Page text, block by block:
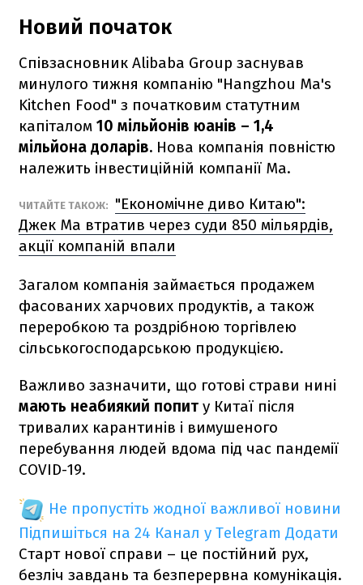
Новий початок
Співзасновник Alibaba Group заснував
минулого тижня компанію "Hangzhou Ma's
Kitchen Food" з початковим статутним
капіталом 10 мільйонів юанів – 1,4
мільйона доларів. Нова компанія повністю
належить інвестиційній компанії Ма.
ЧИТАЙТЕ ТАКОЖ:
"Економічне диво Китаю":
Джек Ма втратив через суди 850 мільярдів,
акції компаній впали
Загалом компанія займається продажем
фасованих харчових продуктів, а також
переробкою та роздрібною торгівлею
сільськогосподарською продукцією.
Важливо зазначити, що готові страви нині
мають неабиякий попит у Китаї після
тривалих карантинів і вимушеного
перебування людей вдома під час пандемії
COVID-19.
Не пропустіть жодної важливої новини
Підпишіться на 24 Канал у Telegram Додати
Старт нової справи – це постійний рух,
безліч завдань та безперервна комунікація.